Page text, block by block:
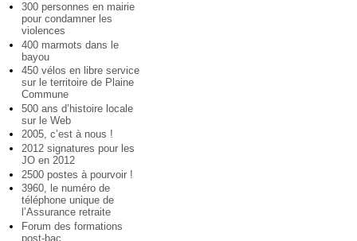
300 personnes en mairie
pour condamner les
violences
400 marmots dans le
bayou
450 vélos en libre service
sur le territoire de Plaine
Commune
500 ans d’histoire locale
sur le Web
2005, c’est à nous !
2012 signatures pour les
JO en 2012
2500 postes à pourvoir !
3960, le numéro de
téléphone unique de
l’Assurance retraite
Forum des formations
post-bac